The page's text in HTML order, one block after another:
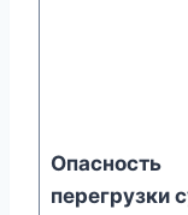
Опасность
перегрузки